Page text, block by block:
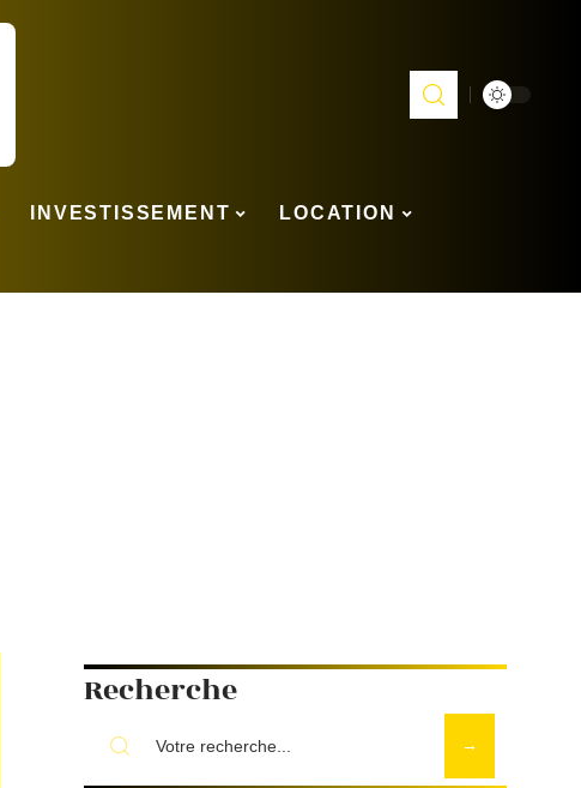
INVESTISSEMENT LOCATION
Recherche